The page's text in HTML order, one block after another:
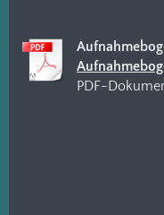
PDF-